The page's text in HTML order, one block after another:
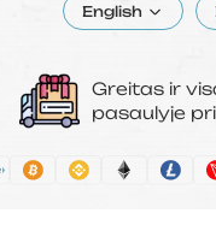
English
Greitas ir
pasaulyje